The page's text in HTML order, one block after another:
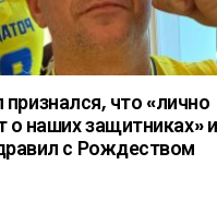
признался, что «лично
о наших защитниках» и
с Рождеством